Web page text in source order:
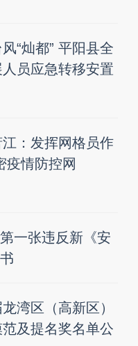
“灿都” 平阳县全
员应急转移安置
：发挥网格员作
疫情防控网
一张违反新《安
湾区（高新区）
及提名奖名单公